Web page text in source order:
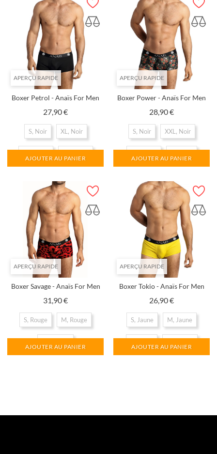
APERÇU RAPIDE
Boxer Petrol - Anaïs For Men
27,90 €Prix
S, Noir XL, Noir
AJOUTER AU PANIER
APERÇU RAPIDE
Boxer Power - Anaïs For Men
28,90 €Prix
S, Noir XXL, Noir
AJOUTER AU PANIER
APERÇU RAPIDE
Boxer Savage - Anaïs For Men
31,90 €Prix
S, Rouge M, Rouge
AJOUTER AU PANIER
APERÇU RAPIDE
Boxer Tokio - Anaïs For Men
26,90 €Prix
S, Jaune M, Jaune
AJOUTER AU PANIER